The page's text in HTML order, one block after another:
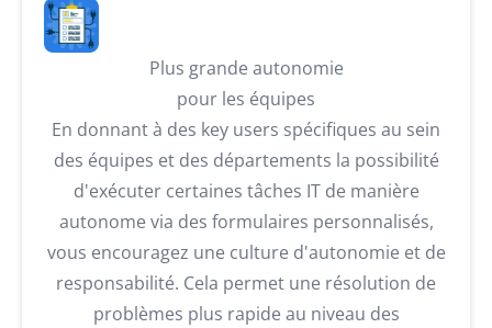
Plus grande autonomie
pour les équipes
En donnant à des key users spécifiques au sein
des équipes et des départements la possibilité
d'exécuter certaines tâches IT de manière
autonome via des formulaires personnalisés,
vous encouragez une culture d'autonomie et de
responsabilité. Cela permet une résolution de
problèmes plus rapide au niveau des